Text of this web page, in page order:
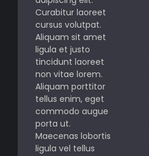
Curabitur laoreet
cursus volutpat.
Aliquam sit amet
ligula et justo
tincidunt laoreet
non vitae lorem.
Aliquam porttitor
tellus enim, eget
commodo augue
porta ut.
Maecenas lobortis
ligula vel tellus